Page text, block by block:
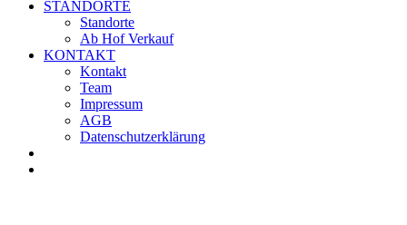
STANDORTE
Standorte
Ab Hof Verkauf
KONTAKT
Kontakt
Team
Impressum
AGB
Datenschutzerklärung